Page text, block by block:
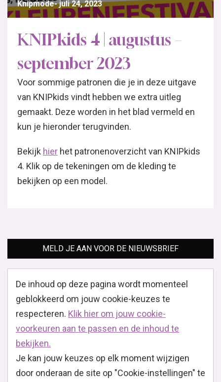
Knipmode juli 24, 2023
KNIPkids 4 | augustus –
september 2023
Voor sommige patronen die je in deze uitgave
van KNIPkids vindt hebben we extra uitleg
gemaakt. Deze worden in het blad vermeld en
kun je hieronder terugvinden.
Bekijk hier het patronenoverzicht van KNIPkids
4. Klik op de tekeningen om de kleding te
bekijken op een model.
MELD JE AAN VOOR DE NIEUWSBRIEF
De inhoud op deze pagina wordt momenteel
geblokkeerd om jouw cookie-keuzes te
respecteren. Klik hier om jouw cookie-
voorkeuren aan te passen en de inhoud te
bekijken.
Je kan jouw keuzes op elk moment wijzigen
door onderaan de site op "Cookie-instellingen" te